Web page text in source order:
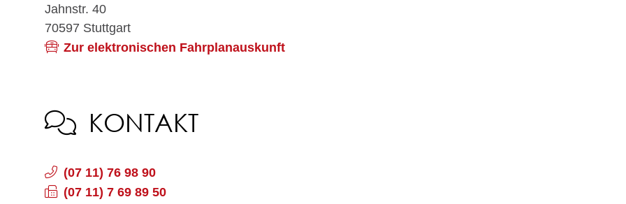
Jahnstr. 40
70597 Stuttgart
Zur elektronischen Fahrplanauskunft
KONTAKT
(07 11) 76 98 90
(07 11) 7 69 89 50